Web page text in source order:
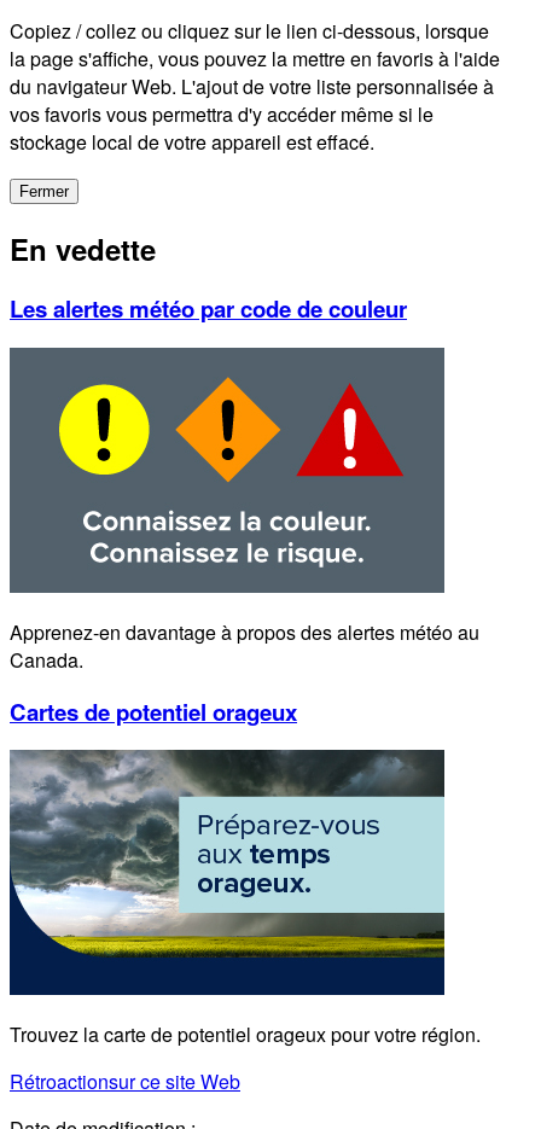
Copiez / collez ou cliquez sur le lien ci-dessous, lorsque
la page s'affiche, vous pouvez la mettre en favoris à l'aide
du navigateur Web. L'ajout de votre liste personnalisée à
vos favoris vous permettra d'y accéder même si le
stockage local de votre appareil est effacé.
Fermer
En vedette
Les alertes météo par code de couleur
Apprenez-en davantage à propos des alertes météo au
Canada.
Cartes de potentiel orageux
Trouvez la carte de potentiel orageux pour votre région.
Rétroactionsur ce site Web